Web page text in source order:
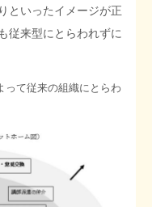
といったイメージが正
従来型にとらわれずに
って従来の組織にとらわ